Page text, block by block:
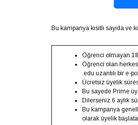
Bu kampanya kısıtlı sayıda ve
Öğrenci olmayan
Öğrenci olan herkes,
.edu uzantılı bir e-
Ücretsiz üyelik
Bu sayede Prime
Dilerseniz 6 aylık
Bu kampanya
olarak üyelik